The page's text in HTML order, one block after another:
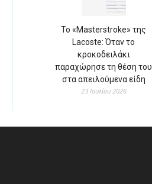
Το «Masterstroke» της
Lacoste: Όταν το
κροκοδειλάκι
παραχώρησε τη θέση του
στα απειλούμενα είδη
23 Ιουλίου 2026